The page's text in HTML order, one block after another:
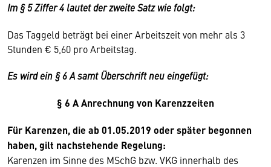
Im § 5 Ziffer 4 lautet der zweite Satz wie folgt:
Das Taggeld beträgt bei einer Arbeitszeit von mehr als 3
Stunden € 5,60 pro Arbeitstag.
Es wird ein § 6 A samt Überschrift neu eingefügt:
§ 6 A Anrechnung von Karenzzeiten
Für Karenzen, die ab 01.05.2019 oder später begonnen
haben, gilt nachstehende Regelung:
Karenzen im Sinne des MSchG bzw. VKG innerhalb des